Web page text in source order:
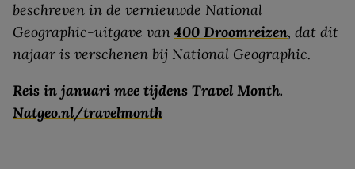
beschreven in de vernieuwde National
Geographic-uitgave van 400 Droomreizen, dat dit
najaar is verschenen bij National Geographic.
Reis in januari mee tijdens Travel Month.
Natgeo.nl/travelmonth